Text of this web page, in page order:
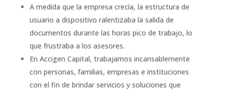
A medida que la empresa crecía, la estructura de
usuario a dispositivo ralentizaba la salida de
documentos durante las horas pico de trabajo, lo
que frustraba a los asesores.
En Accigen Capital, trabajamos incansablemente
con personas, familias, empresas e instituciones
con el fin de brindar servicios y soluciones que